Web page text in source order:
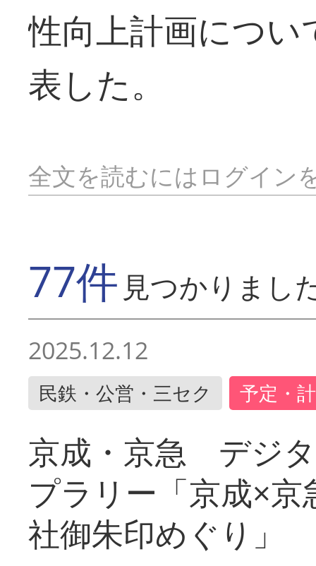
性向上計画につ
表した。
全文を読むにはログイン
77件 見つかりまし
2025.12.12
民鉄・公営・三セク 予定・
京成・京急 デジ
プラリー「京成×
社御朱印めぐり」